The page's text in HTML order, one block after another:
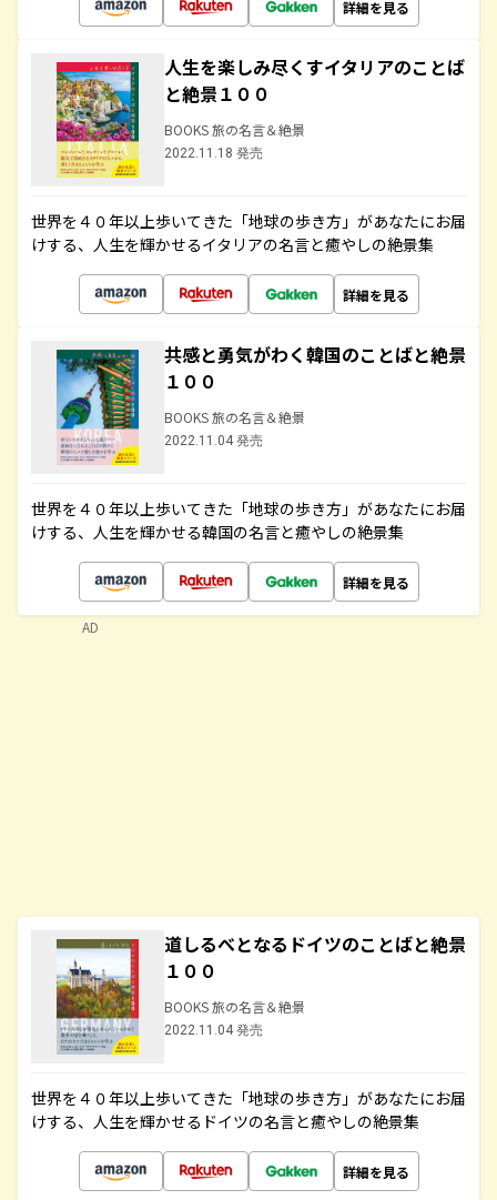
詳細を見る
人生を楽しみ尽くすイタリアのことば
と絶景１００
BOOKS 旅の名言＆絶景
2022.11.18 発売
世界を４０年以上歩いてきた「地球の歩き方」があなたにお届
けする、人生を輝かせるイタリアの名言と癒やしの絶景集
詳細を見る
共感と勇気がわく韓国のことばと絶景
１００
BOOKS 旅の名言＆絶景
2022.11.04 発売
世界を４０年以上歩いてきた「地球の歩き方」があなたにお届
けする、人生を輝かせる韓国の名言と癒やしの絶景集
詳細を見る
道しるべとなるドイツのことばと絶景
１００
BOOKS 旅の名言＆絶景
2022.11.04 発売
世界を４０年以上歩いてきた「地球の歩き方」があなたにお届
けする、人生を輝かせるドイツの名言と癒やしの絶景集
詳細を見る
AD